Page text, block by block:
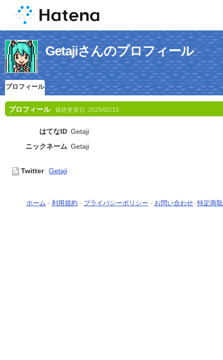
Getajiさんのプロフィール
プロフィール
プロフィール 最終更新日: 2025/02/15
はてなID Getaji
ニックネーム Getaji
Twitter Getaji
ホーム - 利用規約 - プライバシーポリシー - お問い合わせ- 特定商